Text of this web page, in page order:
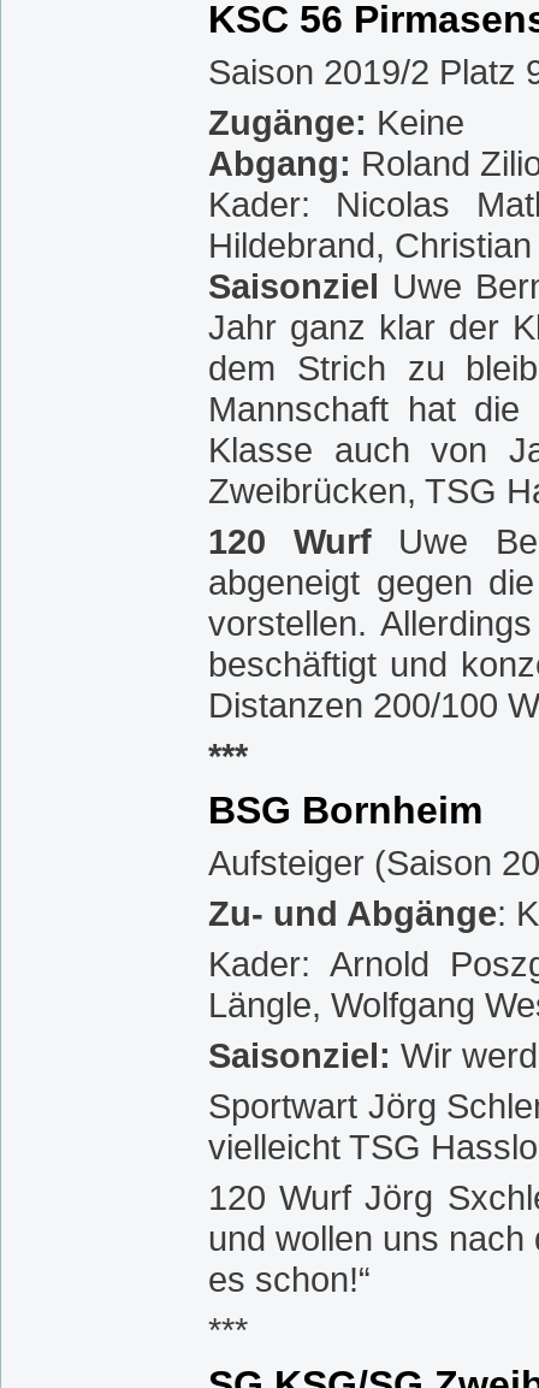
KSC 56
Saison 2019/2 Platz
Zugänge: Keine
Abgang: Roland
Kader: Nicolas
Hildebrand,
Saisonziel Uwe
Jahr ganz klar der
dem Strich zu
Mannschaft hat
Klasse auch von
Zweibrücken, TSG
120 Wurf Uwe
abgeneigt gegen
vorstellen.
beschäftigt und
Distanzen 200/100
***
BSG Bornheim
Aufsteiger (Saison
Zu- und Abgänge:
Kader: Arnold
Längle, Wolfgang
Saisonziel: Wir
Sportwart Jörg
vielleicht TSG
120 Wurf Jörg
und wollen uns
es schon!“
***